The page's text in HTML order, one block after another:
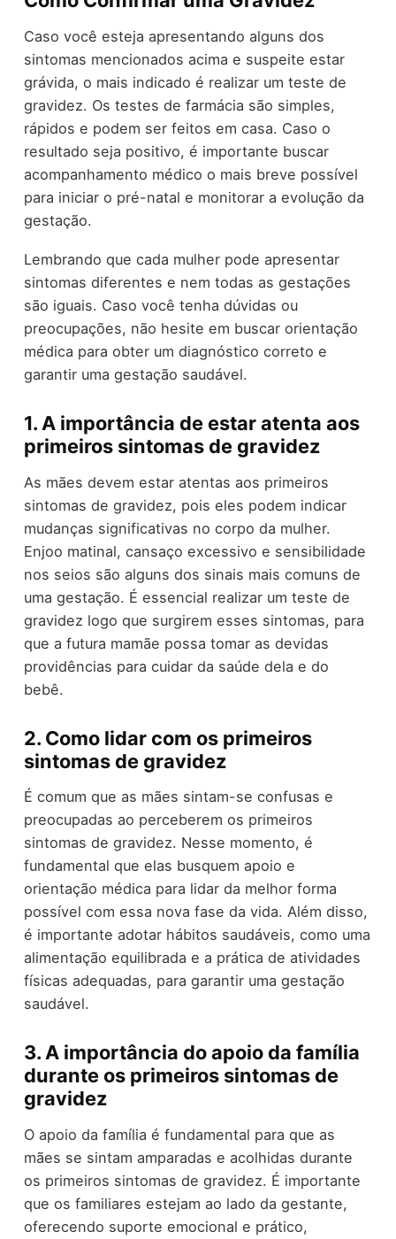
Caso você esteja apresentando alguns dos
sintomas mencionados acima e suspeite estar
grávida, o mais indicado é realizar um teste de
gravidez. Os testes de farmácia são simples,
rápidos e podem ser feitos em casa. Caso o
resultado seja positivo, é importante buscar
acompanhamento médico o mais breve possível
para iniciar o pré-natal e monitorar a evolução da
gestação.
Lembrando que cada mulher pode apresentar
sintomas diferentes e nem todas as gestações
são iguais. Caso você tenha dúvidas ou
preocupações, não hesite em buscar orientação
médica para obter um diagnóstico correto e
garantir uma gestação saudável.
1. A importância de estar atenta aos
primeiros sintomas de gravidez
As mães devem estar atentas aos primeiros
sintomas de gravidez, pois eles podem indicar
mudanças significativas no corpo da mulher.
Enjoo matinal, cansaço excessivo e sensibilidade
nos seios são alguns dos sinais mais comuns de
uma gestação. É essencial realizar um teste de
gravidez logo que surgirem esses sintomas, para
que a futura mamãe possa tomar as devidas
providências para cuidar da saúde dela e do
bebê.
2. Como lidar com os primeiros
sintomas de gravidez
É comum que as mães sintam-se confusas e
preocupadas ao perceberem os primeiros
sintomas de gravidez. Nesse momento, é
fundamental que elas busquem apoio e
orientação médica para lidar da melhor forma
possível com essa nova fase da vida. Além disso,
é importante adotar hábitos saudáveis, como uma
alimentação equilibrada e a prática de atividades
físicas adequadas, para garantir uma gestação
saudável.
3. A importância do apoio da família
durante os primeiros sintomas de
gravidez
O apoio da família é fundamental para que as
mães se sintam amparadas e acolhidas durante
os primeiros sintomas de gravidez. É importante
que os familiares estejam ao lado da gestante,
oferecendo suporte emocional e prático,